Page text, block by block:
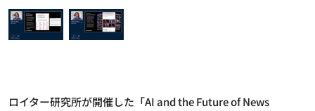
ロイター研究所が開催した「AI and the Future of News